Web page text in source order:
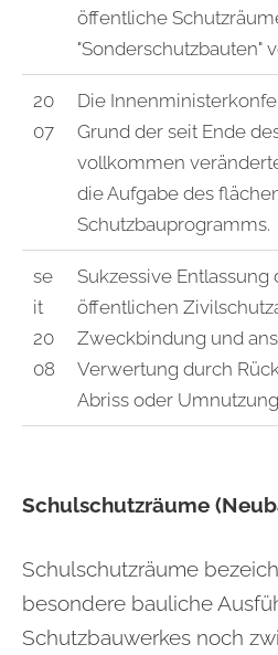
öffentliche
"Sonderschutzbauten"
20
07
Die
Grund der seit Ende
vollkommen
die Aufgabe des
Schutzbauprogramms.
se
it
20
08
Sukzessive
öffentlichen
Zweckbindung und
Verwertung durch
Abriss oder
Schulschutzräume
Schulschutzräume
besondere bauliche
Schutzbauwerkes noch